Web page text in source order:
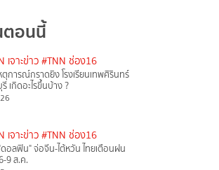
ตอนนี้
เจาะข่าว #TNN ช่อง16
ตุการณ์กราดยิง โรงเรียนเทพศิรินทร์
เกิดอะไรขึ้นบ้าง ?
เจาะข่าว #TNN ช่อง16
อลฟิน" จ่อจีน-ไต้หวัน ไทยเตือนฝน
9 ส.ค.